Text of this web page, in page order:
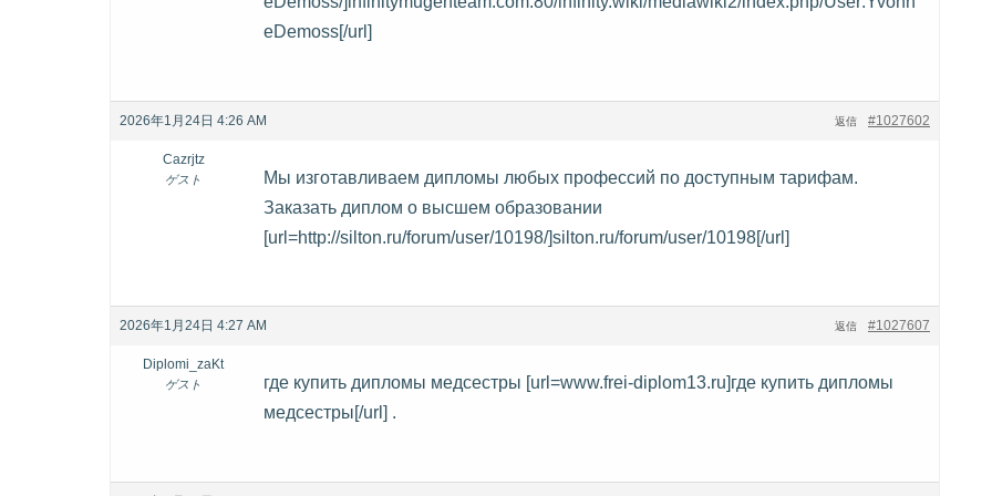
eDemoss[/url]
2026年1月24日 4:26 AM #1027602
返信
Cazrjtz
ゲスト
Мы изготавливаем дипломы любых профессий по доступным тарифам.
Заказать диплом о высшем образовании
[url=http://silton.ru/forum/user/10198/]silton.ru/forum/user/10198[/url]
2026年1月24日 4:27 AM #1027607
返信
Diplomi_zaKt
ゲスト
где купить дипломы медсестры [url=www.frei-diplom13.ru]где купить дипломы
медсестры[/url] .